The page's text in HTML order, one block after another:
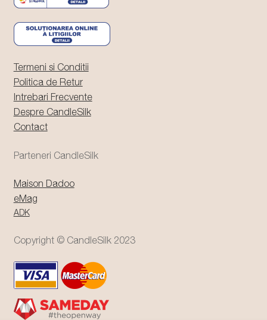
Termeni si Conditii
Politica de Retur
Intrebari Frecvente
Despre CandleSilk
Contact
Parteneri CandleSilk
Maison Dadoo
eMag
ADK
Copyright © CandleSilk 2023